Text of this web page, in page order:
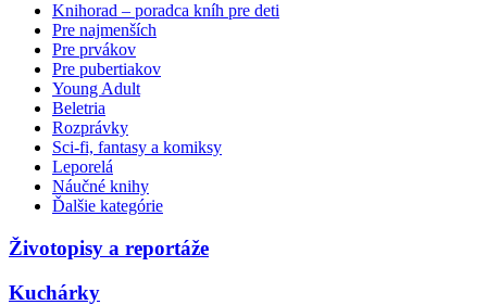
Knihorad – poradca kníh pre deti
Pre najmenších
Pre prvákov
Pre pubertiakov
Young Adult
Beletria
Rozprávky
Sci-fi, fantasy a komiksy
Leporelá
Náučné knihy
Ďalšie kategórie
Životopisy a reportáže
Kuchárky